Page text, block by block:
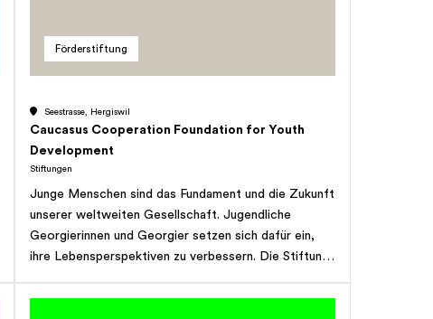
Förderstiftung
Seestrasse, Hergiswil
Caucasus Cooperation Foundation for Youth
Development
Stiftungen
Junge Menschen sind das Fundament und die Zukunft
unserer weltweiten Gesellschaft. Jugendliche
Georgierinnen und Georgier setzen sich dafür ein,
ihre Lebensperspektiven zu verbessern. Die Stiftung